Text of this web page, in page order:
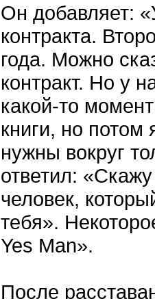
Он добавляет:
контракта.
года. Можно
контракт. Но у
какой-то
книги, но
нужны вокруг
ответил:
человек,
тебя».
Yes Man».
После